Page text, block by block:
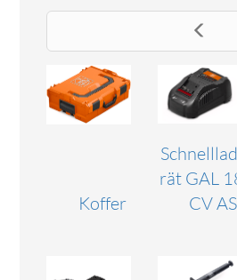
Koffer
rät GAL
CV AS